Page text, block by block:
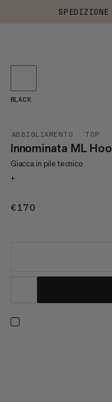
ABBIGLIAMENTO TOP
Innominata ML
Giacca in pile tecnico
+
€170
BLACK